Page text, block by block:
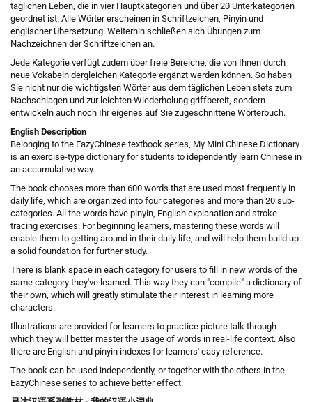
täglichen Leben, die in vier Hauptkategorien und über 20 Unterkategorien
geordnet ist. Alle Wörter erscheinen in Schriftzeichen, Pinyin und
englischer Übersetzung. Weiterhin schließen sich Übungen zum
Nachzeichnen der Schriftzeichen an.
Jede Kategorie verfügt zudem über freie Bereiche, die von Ihnen durch
neue Vokabeln dergleichen Kategorie ergänzt werden können. So haben
Sie nicht nur die wichtigsten Wörter aus dem täglichen Leben stets zum
Nachschlagen und zur leichten Wiederholung griffbereit, sondern
entwickeln auch noch Ihr eigenes auf Sie zugeschnittene Wörterbuch.
English Description
Belonging to the EazyChinese textbook series, My Mini Chinese Dictionary
is an exercise-type dictionary for students to idependently learn Chinese in
an accumulative way.
The book chooses more than 600 words that are used most frequently in
daily life, which are organized into four categories and more than 20 sub-
categories. All the words have pinyin, English explanation and stroke-
tracing exercises. For beginning learners, mastering these words will
enable them to getting around in their daily life, and will help them build up
a solid foundation for further study.
There is blank space in each category for users to fill in new words of the
same category they've learned. This way they can "compile" a dictionary of
their own, which will greatly stimulate their interest in learning more
characters.
Illustrations are provided for learners to practice picture talk through
which they will better master the usage of words in real-life context. Also
there are English and pinyin indexes for learners' easy reference.
The book can be used independently, or together with the others in the
EazyChinese series to achieve better effect.